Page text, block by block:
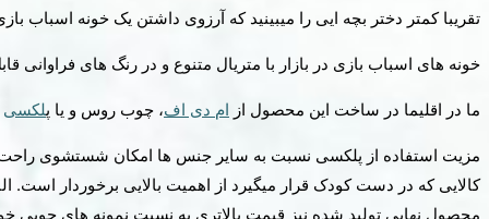
تقریبا کمتر دختر بچه ایی را میبینید که آرزوی داشتن یک خونه اسباب
خونه های اسباب بازی در بازار با متریال متنوع و در رنگ های فراوانی
ما در اقلیما در ساخت این محصول از ام دی اف، چوب روس و یا پلکسی
مزیت استفاده از پلکسی نسبت به سایر جنس ها امکان شستشوی
کالایی که در دست کودک قرار میگیرد از اهمیت بالایی برخوردار است.
محصول نهایی تولید شده نیز قیمت بالاتری به نسبت نمونه های چوبی